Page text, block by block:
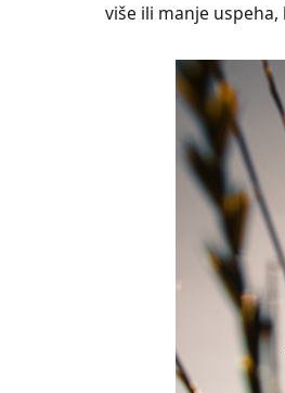
više ili manje uspeha,